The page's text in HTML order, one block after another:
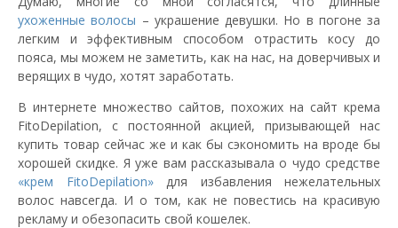
ухоженные волосы – украшение девушки. Но в погоне за
легким и эффективным способом отрастить косу до
пояса, мы можем не заметить, как на нас, на доверчивых и
верящих в чудо, хотят заработать.
В интернете множество сайтов, похожих на сайт крема
FitoDepilation, с постоянной акцией, призывающей нас
купить товар сейчас же и как бы сэкономить на вроде бы
хорошей скидке. Я уже вам рассказывала о чудо средстве
«крем FitoDepilation»для избавления нежелательных
волос навсегда. И о том, как не повестись на красивую
рекламу и обезопасить свой кошелек.